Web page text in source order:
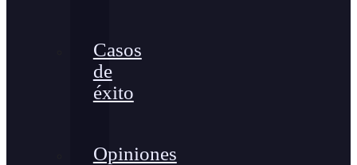
Casos
de
éxito
Opiniones